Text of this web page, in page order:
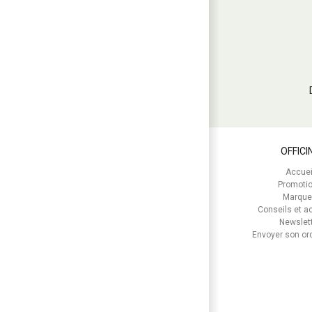
Accueil
Conseils et
Envoyer son